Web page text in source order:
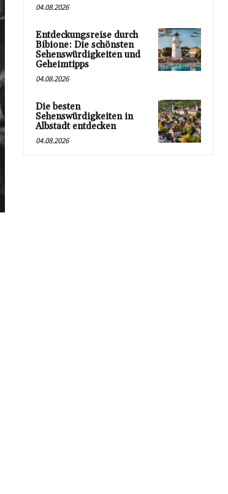
04.08.2026
Entdeckungsreise durch
Bibione: Die schönsten
Sehenswürdigkeiten und
Geheimtipps
04.08.2026
Die besten
Sehenswürdigkeiten in
Albstadt entdecken
04.08.2026